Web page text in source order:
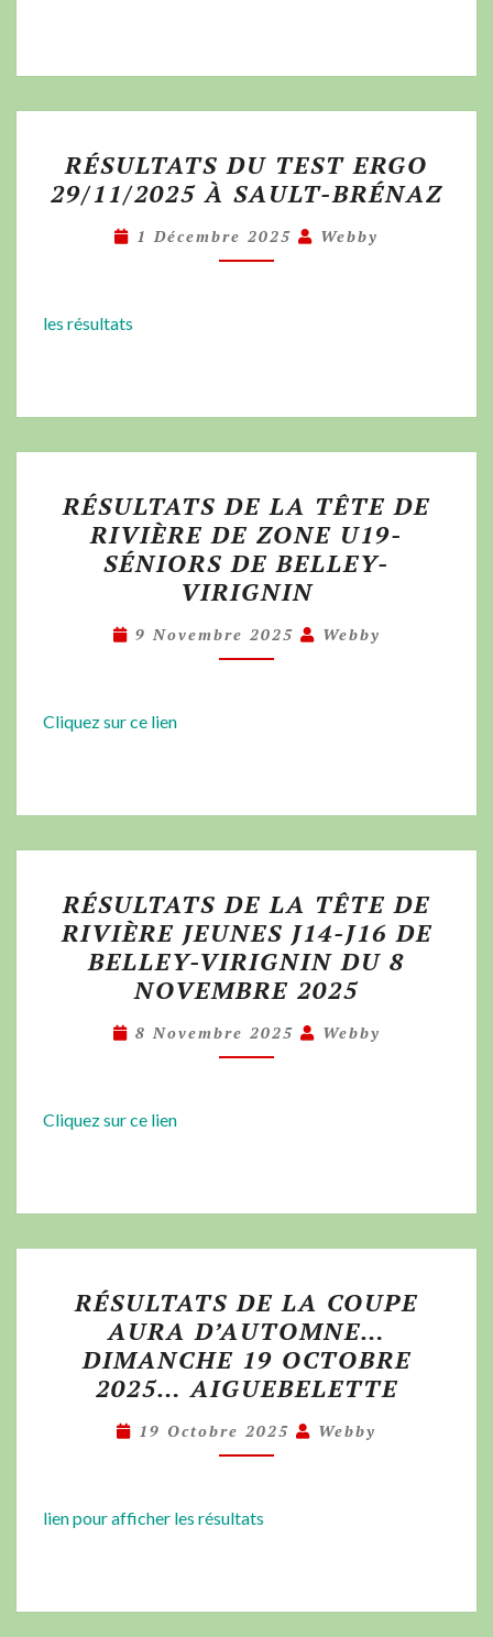
RÉSULTATS DU TEST ERGO
29/11/2025 À SAULT-BRÉNAZ
1 Décembre 2025 Webby
les résultats
RÉSULTATS DE LA TÊTE DE
RIVIÈRE DE ZONE U19-
SÉNIORS DE BELLEY-
VIRIGNIN
9 Novembre 2025 Webby
Cliquez sur ce lien
RÉSULTATS DE LA TÊTE DE
RIVIÈRE JEUNES J14-J16 DE
BELLEY-VIRIGNIN DU 8
NOVEMBRE 2025
8 Novembre 2025 Webby
Cliquez sur ce lien
RÉSULTATS DE LA COUPE
AURA D’AUTOMNE…
DIMANCHE 19 OCTOBRE
2025… AIGUEBELETTE
19 Octobre 2025 Webby
lien pour afficher les résultats